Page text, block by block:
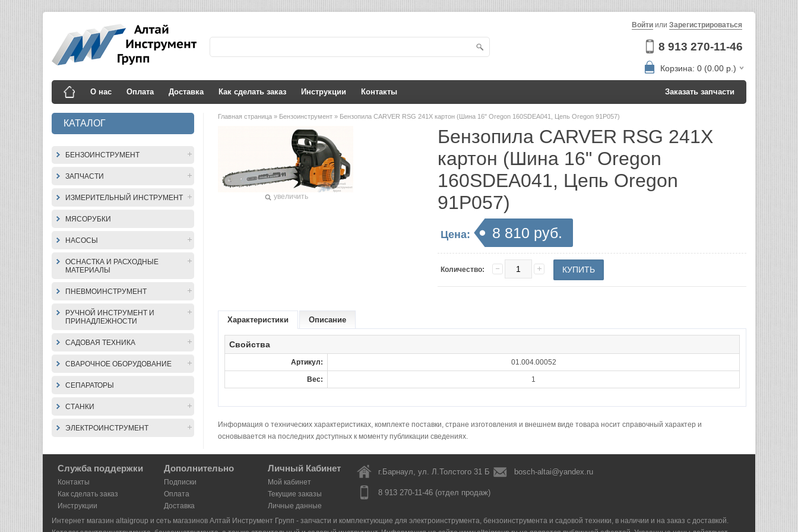
8 913 270-11-46
Войти или Зарегистрироваться
Корзина: 0 (0.00 р.)
О нас Оплата Доставка Как сделать заказ Инструкции Контакты Заказать запчасти
КАТАЛОГ
БЕНЗОИНСТРУМЕНТ
ЗАПЧАСТИ
ИЗМЕРИТЕЛЬНЫЙ ИНСТРУМЕНТ
МЯСОРУБКИ
НАСОСЫ
ОСНАСТКА И РАСХОДНЫЕ
МАТЕРИАЛЫ
ПНЕВМОИНСТРУМЕНТ
РУЧНОЙ ИНСТРУМЕНТ И
ПРИНАДЛЕЖНОСТИ
САДОВАЯ ТЕХНИКА
СВАРОЧНОЕ ОБОРУДОВАНИЕ
СЕПАРАТОРЫ
СТАНКИ
ЭЛЕКТРОИНСТРУМЕНТ
Главная страница » Бензоинструмент » Бензопила CARVER RSG 241Х картон (Шина 16" Oregon 160SDEA041, Цепь Oregon 91P057)
увеличить
Бензопила CARVER RSG 241Х
картон (Шина 16" Oregon
160SDEA041, Цепь Oregon
91P057)
Цена: 8 810 руб.
Количество:
Характеристики Описание
Свойства
Артикул: 01.004.00052
Вес: 1
Информация о технических характеристиках, комплекте поставки, стране изготовления и внешнем виде товара носит справочный характер и
основывается на последних доступных к моменту публикации сведениях.
Служба поддержки
Контакты
Как сделать заказ
Инструкции
Дополнительно
Подписки
Оплата
Доставка
Личный Кабинет
Мой кабинет
Текущие заказы
Личные данные
г.Барнаул, ул. Л.Толстого 31 Б bosch-altai@yandex.ru
8 913 270-11-46 (отдел продаж)
Интернет магазин altaigroup и сеть магазинов Алтай Инструмент Групп - запчасти и комплектующие для электроинструмента, бензоинструмента и садовой техники, в наличии и на заказ с доставкой.